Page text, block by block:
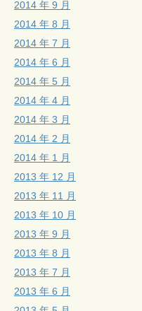
2014 年 9 月
2014 年 8 月
2014 年 7 月
2014 年 6 月
2014 年 5 月
2014 年 4 月
2014 年 3 月
2014 年 2 月
2014 年 1 月
2013 年 12 月
2013 年 11 月
2013 年 10 月
2013 年 9 月
2013 年 8 月
2013 年 7 月
2013 年 6 月